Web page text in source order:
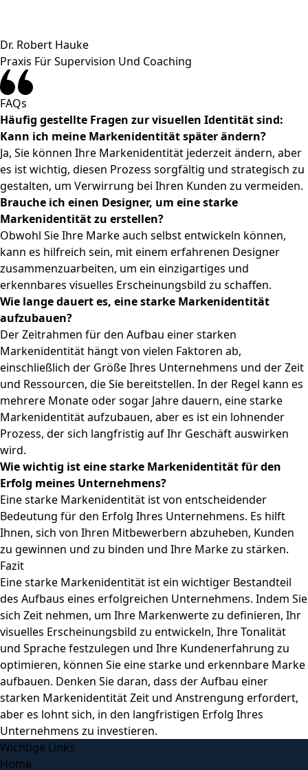
Dr. Robert Hauke
Praxis Für Supervision Und Coaching
FAQs
Häufig gestellte Fragen zur visuellen Identität sind:
Kann ich meine Markenidentität später ändern?
Ja, Sie können Ihre Markenidentität jederzeit ändern, aber
es ist wichtig, diesen Prozess sorgfältig und strategisch zu
gestalten, um Verwirrung bei Ihren Kunden zu vermeiden.
Brauche ich einen Designer, um eine starke
Markenidentität zu erstellen?
Obwohl Sie Ihre Marke auch selbst entwickeln können,
kann es hilfreich sein, mit einem erfahrenen Designer
zusammenzuarbeiten, um ein einzigartiges und
erkennbares visuelles Erscheinungsbild zu schaffen.
Wie lange dauert es, eine starke Markenidentität
aufzubauen?
Der Zeitrahmen für den Aufbau einer starken
Markenidentität hängt von vielen Faktoren ab,
einschließlich der Größe Ihres Unternehmens und der Zeit
und Ressourcen, die Sie bereitstellen. In der Regel kann es
mehrere Monate oder sogar Jahre dauern, eine starke
Markenidentität aufzubauen, aber es ist ein lohnender
Prozess, der sich langfristig auf Ihr Geschäft auswirken
wird.
Wie wichtig ist eine starke Markenidentität für den
Erfolg meines Unternehmens?
Eine starke Markenidentität ist von entscheidender
Bedeutung für den Erfolg Ihres Unternehmens. Es hilft
Ihnen, sich von Ihren Mitbewerbern abzuheben, Kunden
zu gewinnen und zu binden und Ihre Marke zu stärken.
Fazit
Eine starke Markenidentität ist ein wichtiger Bestandteil
des Aufbaus eines erfolgreichen Unternehmens. Indem Sie
sich Zeit nehmen, um Ihre Markenwerte zu definieren, Ihr
visuelles Erscheinungsbild zu entwickeln, Ihre Tonalität
und Sprache festzulegen und Ihre Kundenerfahrung zu
optimieren, können Sie eine starke und erkennbare Marke
aufbauen. Denken Sie daran, dass der Aufbau einer
starken Markenidentität Zeit und Anstrengung erfordert,
aber es lohnt sich, in den langfristigen Erfolg Ihres
Unternehmens zu investieren.
Wichtige Links
Home